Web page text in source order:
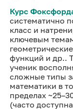
Курс
систематично
класс и
ключевым
функций и др..
ученик
сложные типы
математики в
пределах
(часто